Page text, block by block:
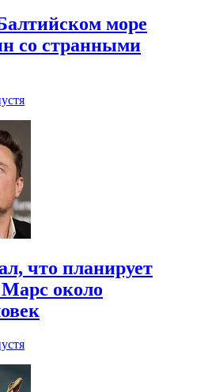
море
со странными
что планирует
около